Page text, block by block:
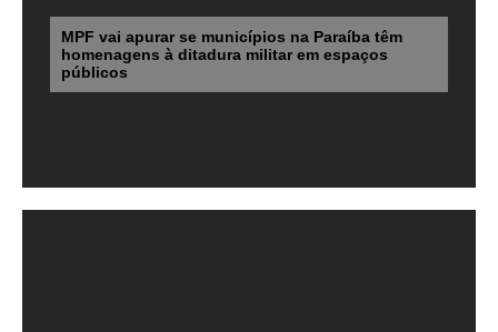
MPF vai apurar se municípios na Paraíba têm
homenagens à ditadura militar em espaços
públicos